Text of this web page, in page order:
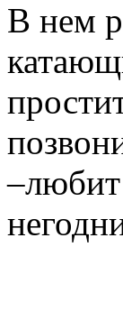
В нем